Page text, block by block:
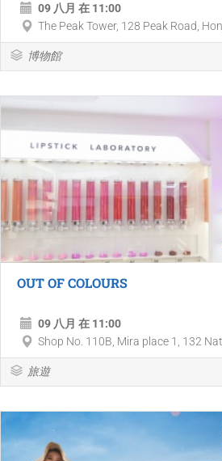
09 八月 在 11:00
The Peak Tower, 128 Peak Road,
博物館
OUT OF COLOURS
09 八月 在 11:00
Shop No. 110B, Mira place 1, 132
旅遊